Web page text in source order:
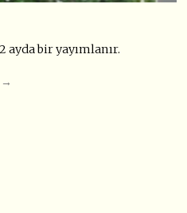
ayda bir yayımlanır.